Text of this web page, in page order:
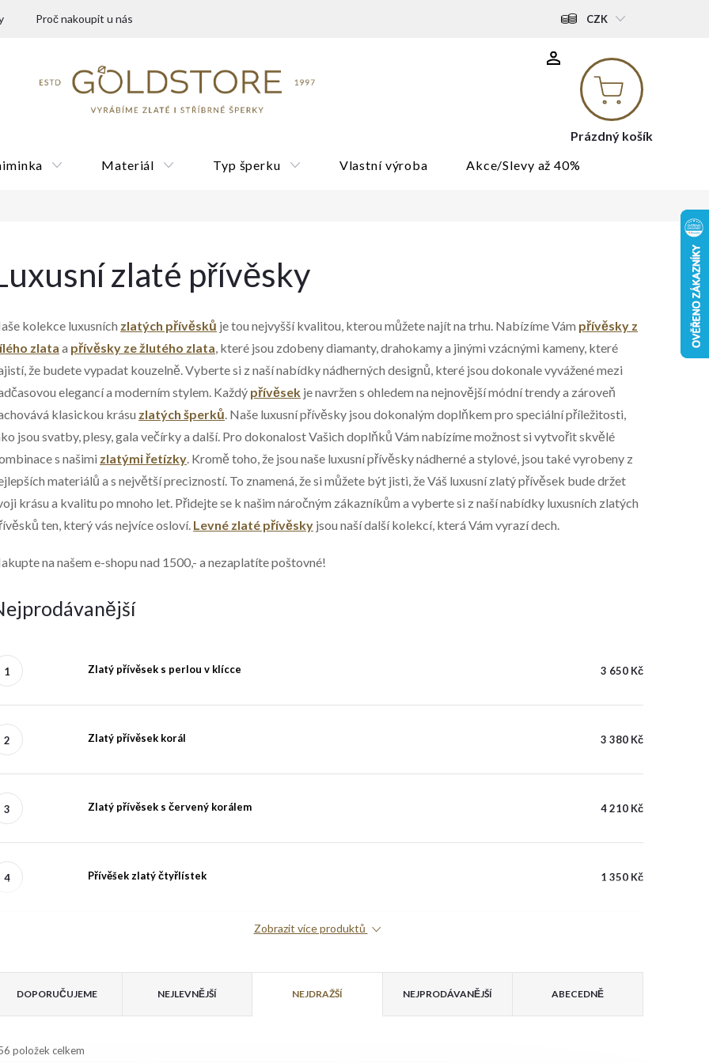
Proč nakoupit u nás CZK
Nákupní
košík
Prázdný košík
Materiál Typ šperku Vlastní výroba Akce/Slevy až 40%
zlaté přívěsky
kolekce luxusních zlatých přívěsků je tou nejvyšší kvalitou, kterou můžete najít na trhu. Nabízíme Vám přívěsky z
zlata a přívěsky ze žlutého zlata, které jsou zdobeny diamanty, drahokamy a jinými vzácnými kameny, které
že budete vypadat kouzelně.Vyberte si z naší nabídky nádherných designů, které jsou dokonale vyvážené mezi
elegancí a moderním stylem. Každý přívěsek je navržen s ohledem na nejnovější módní trendy a zároveň
klasickou krásu zlatých šperků. Naše luxusní přívěsky jsou dokonalým doplňkem pro speciální příležitosti,
jsou svatby, plesy, gala večírky a další. Pro dokonalost Vašich doplňků Vám nabízíme možnost si vytvořit skvělé
s našimi zlatýmiřetízky. Kromě toho, že jsou naše luxusní přívěsky nádherné a stylové, jsou také vyrobeny z
materiálů a s největší precizností. To znamená, že si můžete být jisti, že Váš luxusní zlatý přívěsek bude držet
krásu a kvalitu po mnoho let. Přidejte se k našim náročným zákazníkům a vyberte si z naší nabídky luxusních zlatých
ten, který vás nejvíce osloví. Levné zlaté přívěsky jsou naší další kolekcí, která Vám vyrazí dech.
na našem e-shopu nad 1500,- a nezaplatíte poštovné!
Zlatý přívěsek s perlou v klícce 3 650 Kč
Zlatý přívěsek korál 3 380 Kč
Zlatý přívěsek s červený korálem 4 210 Kč
Přívěšek zlatý čtyřlístek 1 350 Kč
Zobrazit více produktů
DOPORUČUJEME NEJLEVNĚJŠÍ NEJDRAŽŠÍ NEJPRODÁVANĚJŠÍ ABECEDNĚ
položek celkem